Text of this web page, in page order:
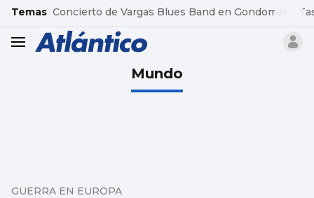
common.go-to-content
Temas Concierto de Vargas Blues Band en Gondomar
header.menu.open
Mundo
GUERRA EN EUROPA